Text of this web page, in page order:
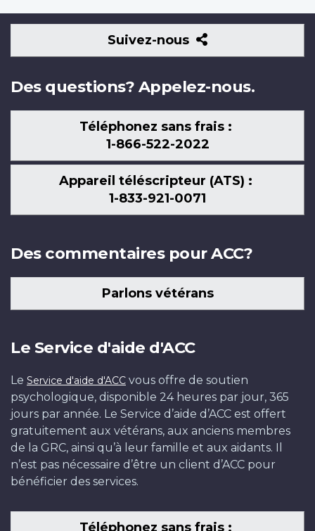
Suivez-nous
Suivez-
nous
Des questions? Appelez-nous.
Téléphonez sans frais :
1-866-522-2022
Appareil téléscripteur (ATS) :
1-833-921-0071
Des commentaires pour ACC?
Parlons vétérans
Le Service d'aide d'ACC
Le Service d'aide d'ACC vous offre de soutien
psychologique, disponible 24 heures par jour, 365
jours par année. Le Service d’aide d’ACC est offert
gratuitement aux vétérans, aux anciens membres
de la GRC, ainsi qu’à leur famille et aux aidants. Il
n’est pas nécessaire d’être un client d’ACC pour
bénéficier des services.
Téléphonez sans frais :